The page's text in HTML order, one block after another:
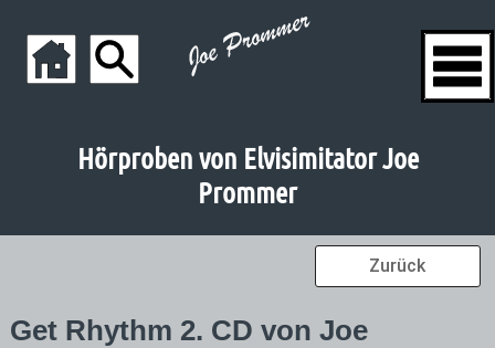
Hörproben von Elvisimitator Joe
Prommer
Zurück
Get Rhythm 2. CD von Joe